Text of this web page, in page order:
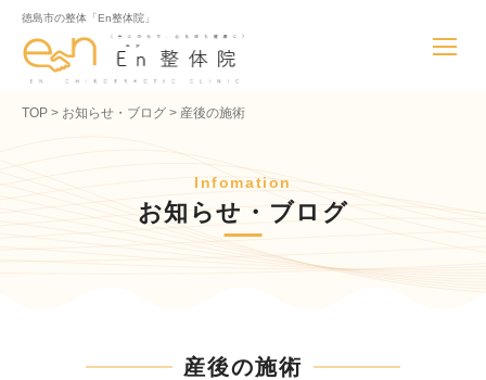
徳島市の整体「En整体院」
TOP お知らせ・ブログ 産後の施術
Infomation
お知らせ・ブログ
産後の施術